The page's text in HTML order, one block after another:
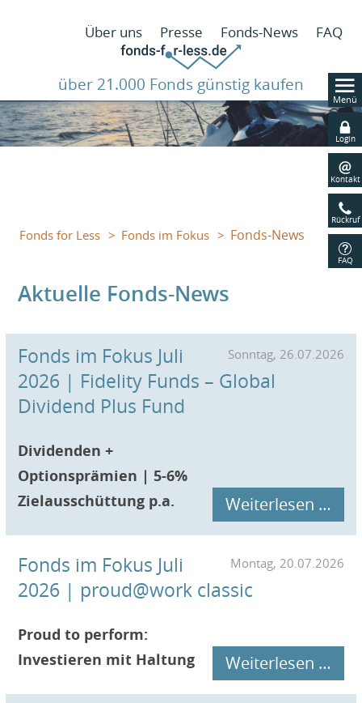
Über uns Presse Fonds-News FAQ
über 21.000 Fonds günstig kaufen
Login
Kontakt
Rückruf
FAQ
Menü
Fonds for Less Fonds im Fokus Fonds-News
Aktuelle Fonds-News
Sonntag, 26.07.2026
Fonds im Fokus Juli
2026 | Fidelity Funds – Global
Dividend Plus Fund
Dividenden +
Optionsprämien | 5-6%
Zielausschüttung p.a.
Weiterlesen …
Montag, 20.07.2026
Fonds im Fokus Juli
2026 | proud@work classic
Proud to perform:
Investieren mit Haltung
Weiterlesen …